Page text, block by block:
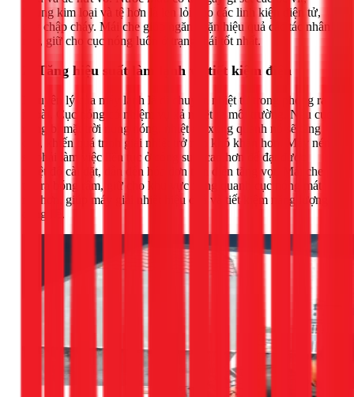
khung kim loại và tệ hơn là len lỏi vào các linh kiện điện tử,
gây chập cháy. Mái che giúp ngăn chặn hiệu quả các tác nhân
này, giữ cho cục nóng luôn ở trạng thái tốt nhất.
2. Tăng hiệu suất làm lạnh và tiết kiệm điện
Nguyên lý của máy lạnh là di chuyển nhiệt từ trong phòng ra
ngoài. Cục nóng có nhiệm vụ xả nhiệt ra môi trường. Nếu cục
nóng bị mặt trời nung nóng, nhiệt độ xung quanh nó sẽ tăng
cao, khiến quá trình giải nhiệt trở nên khó khăn hơn. Máy nén
sẽ phải làm việc liên tục ở công suất cao hơn để đạt được
nhiệt độ cài đặt, dẫn đến hóa đơn tiền điện tăng vọt. Mái che
tạo ra bóng râm, giữ cho khu vực xung quanh cục nóng mát
mẻ hơn, giúp máy giải nhiệt hiệu quả và tiết kiệm năng lượng
đáng kể.